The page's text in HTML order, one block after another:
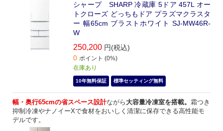
シャープ SHARP 冷蔵庫 5ドア 457L オー
トクローズ どっちもドア プラズマクラスタ
ー 幅65cm ブラストホワイト SJ-MW46R-
W
250,200 円(税込)
0 ポイント (0%)
在庫あり
10年無料保証 標準セッティング無料
幅・奥行65cmの省スペース設計ながら大容量冷凍室を搭載。 霜つき
抑制冷凍やナノイーXで食材をおいしく清潔に保存できる高性能モ
デルです。